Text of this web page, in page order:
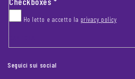
Ho letto e accetto la privacy policy
Seguici sui social